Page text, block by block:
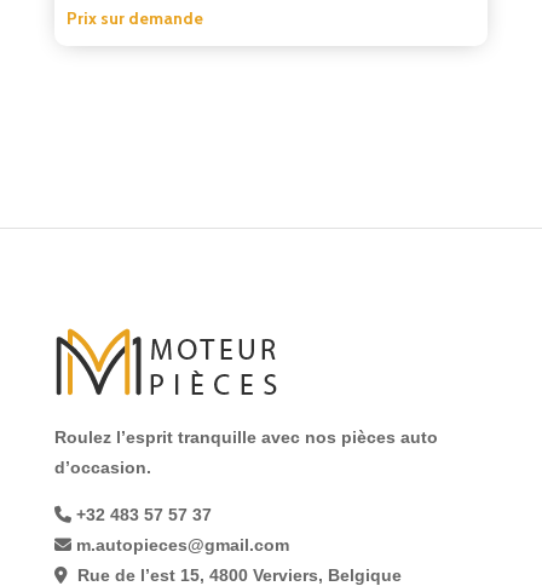
Prix sur demande
Roulez l’esprit tranquille avec nos pièces auto
d’occasion.
+32 483 57 57 37
m.autopieces@gmail.com
Rue de l’est 15, 4800 Verviers, Belgique